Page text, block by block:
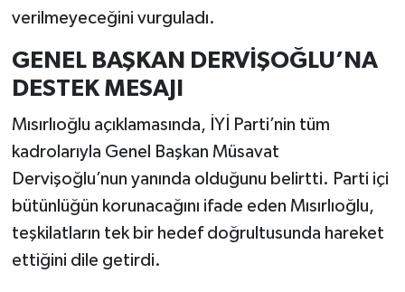
verilmeyeceğini vurguladı.
GENEL BAŞKAN DERVİŞOĞLU’NA
DESTEK MESAJI
Mısırlıoğlu açıklamasında, İYİ Parti’nin tüm
kadrolarıyla Genel Başkan Müsavat
Dervişoğlu’nun yanında olduğunu belirtti. Parti içi
bütünlüğün korunacağını ifade eden Mısırlıoğlu,
teşkilatların tek bir hedef doğrultusunda hareket
ettiğini dile getirdi.